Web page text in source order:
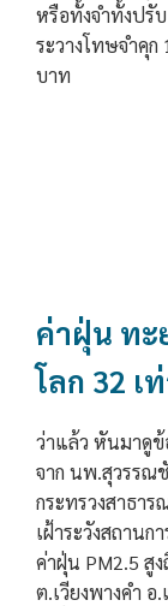
หรือทั้งจำทั้งปรั
ระวางโทษจำคุ
บาท
ค่าฝุ่น ทะ
โลก 32 เ
ว่าแล้ว หันมาดูข้
จาก นพ.สุวรรณ
กระทรวงสาธาร
เฝ้าระวังสถาน
ค่าฝุ่น PM2.5 สู
ต.เวียงพางคำ อ